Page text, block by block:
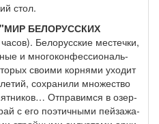
стол.
"МИР БЕЛОРУССКИХ
Бе­ло­рус­ские ме­стеч­ки,
и мно­го­кон­фес­си­о­наль­
сво­и­ми кор­ня­ми ухо­дит
со­хра­ни­ли мно­же­ство
Отправимся в озер­
с его по­э­тич­ны­ми пей­за­жа­